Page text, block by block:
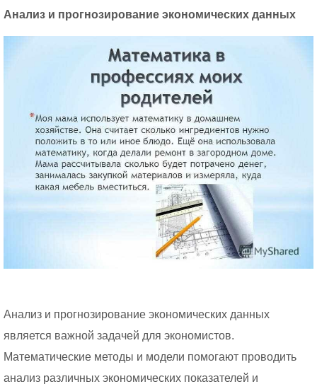
Анализ и прогнозирование экономических данных
Анализ и прогнозирование экономических данных
является важной задачей для экономистов.
Математические методы и модели помогают проводить
анализ различных экономических показателей и